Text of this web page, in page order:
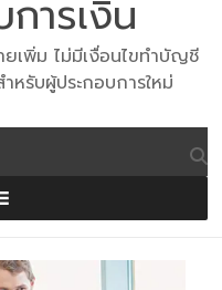
ารเงิน
เพิ่ม ไม่มีเงื่อนไขทำบัญชี
รับผู้ประกอบการใหม่